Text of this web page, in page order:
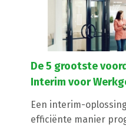
De 5 grootste
Interim voor
Een interim-
efficiënte manier